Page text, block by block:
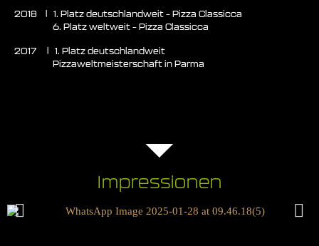
2018 | 1. Platz deutschlandweit – Pizza Classicca
6. Platz weltweit – Pizza Classicca
2017 | 1. Platz deutschlandweit
Pizzaweltmeisterschaft in Parma
Impressionen